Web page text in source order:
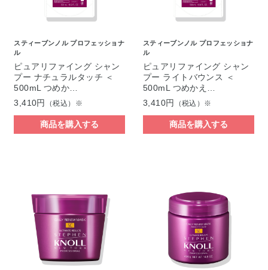
スティーブンノル プロフェッショナ
ル
ピュアリファイング シャン
プー ナチュラルタッチ ＜
500mL つめか…
3,410円
（税込）※
商品を購入する
スティーブンノル プロフェッショナ
ル
ピュアリファイング シャン
プー ライトバウンス ＜
500mL つめかえ…
3,410円
（税込）※
商品を購入する